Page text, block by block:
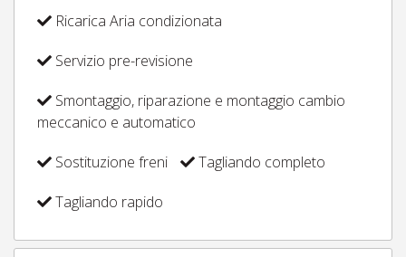
Ricarica Aria condizionata
Servizio pre-revisione
Smontaggio, riparazione e montaggio cambio
meccanico e automatico
Sostituzione freni
Tagliando completo
Tagliando rapido